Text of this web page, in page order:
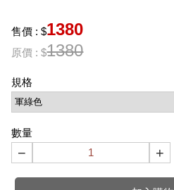
售價 : $1380
原價 : $1380
規格
數量
− +